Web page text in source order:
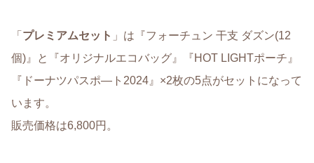
「 プレミアムセット 」は『フォーチュン 干支 ダズン(12
個)』と『オリジナルエコバッグ』『HOT LIGHTポーチ』
『ドーナツパスポ―ト2024』×2枚の5点がセットになって
います。
販売価格は6,800円。